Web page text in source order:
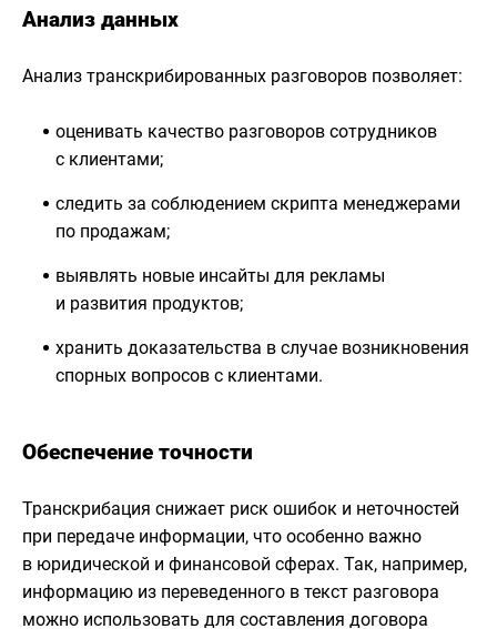
Анализ данных
Анализ транскрибированных разговоров позволяет:
оценивать качество разговоров сотрудников
с клиентами;
следить за соблюдением скрипта менеджерами
по продажам;
выявлять новые инсайты для рекламы
и развития продуктов;
хранить доказательства в случае возникновения
спорных вопросов с клиентами.
Обеспечение точности
Транскрибация снижает риск ошибок и неточностей
при передаче информации, что особенно важно
в юридической и финансовой сферах. Так, например,
информацию из переведенного в текст разговора
можно использовать для составления договора